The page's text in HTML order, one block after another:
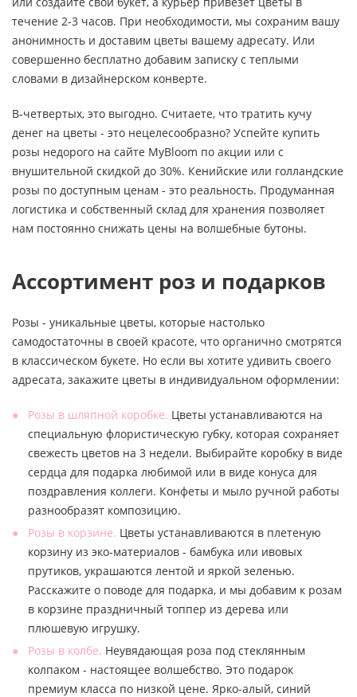
течение 2-3 часов. При необходимости, мы сохраним вашу
анонимность и доставим цветы вашему адресату. Или
совершенно бесплатно добавим записку с теплыми
словами в дизайнерском конверте.
В-четвертых, это выгодно. Считаете, что тратить кучу
денег на цветы - это нецелесообразно? Успейте купить
розы недорого на сайте MyBloom по акции или с
внушительной скидкой до 30%. Кенийские или голландские
розы по доступным ценам - это реальность. Продуманная
логистика и собственный склад для хранения позволяет
нам постоянно снижать цены на волшебные бутоны.
Ассортимент роз и подарков
Розы - уникальные цветы, которые настолько
самодостаточны в своей красоте, что органично смотрятся
в классическом букете. Но если вы хотите удивить своего
адресата, закажите цветы в индивидуальном оформлении:
Розы в шляпной коробке. Цветы устанавливаются на
специальную флористическую губку, которая сохраняет
свежесть цветов на 3 недели. Выбирайте коробку в виде
сердца для подарка любимой или в виде конуса для
поздравления коллеги. Конфеты и мыло ручной работы
разнообразят композицию.
Розы в корзине. Цветы устанавливаются в плетеную
корзину из эко-материалов - бамбука или ивовых
прутиков, украшаются лентой и яркой зеленью.
Расскажите о поводе для подарка, и мы добавим к розам
в корзине праздничный топпер из дерева или
плюшевую игрушку.
Розы в колбе. Неувядающая роза под стеклянным
колпаком - настоящее волшебство. Это подарок
премиум класса по низкой цене. Ярко-алый, синий